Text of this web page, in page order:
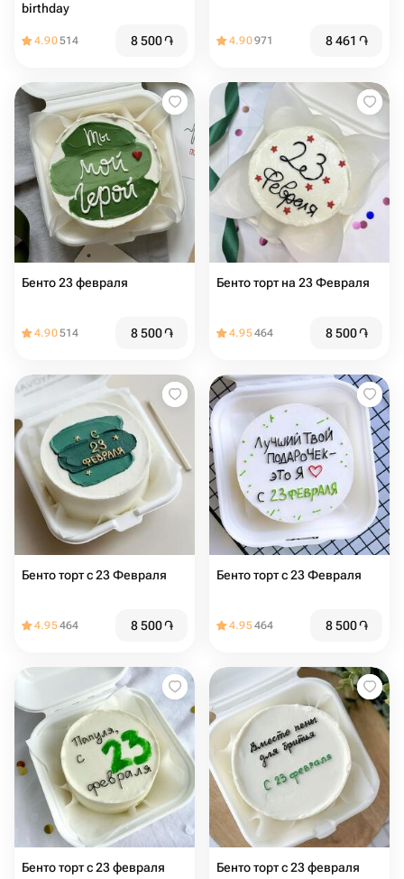
birthday
4.90514 8 500֏ 4.90971 8 461 ֏
Бенто 23 февраля
4.90514 8 500֏
Бенто торт на 23 Февраля
4.95464 8 500֏
Бенто торт с 23 Февраля
4.95464 8 500֏
Бенто торт с 23 Февраля
4.95464 8 500֏
Бенто торт с 23 февраля Бенто торт с 23 февраля